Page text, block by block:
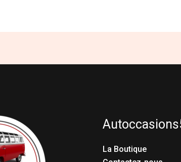
La Boutique